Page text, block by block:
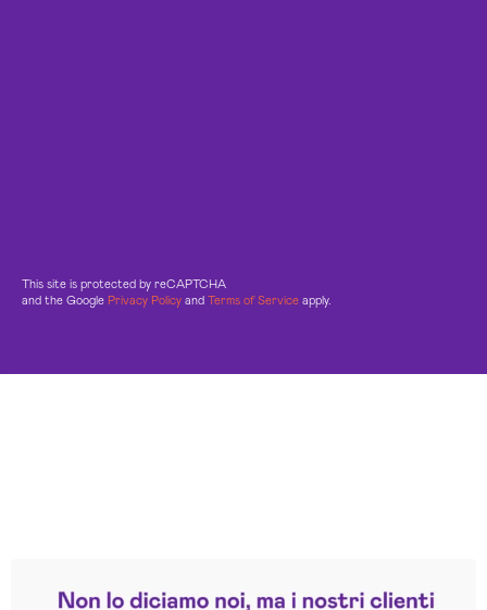
This site is protected by reCAPTCHA
and the Google Privacy Policy and Terms of Service apply.
Trustpilot